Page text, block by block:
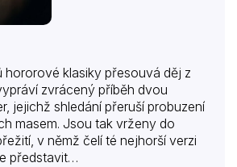
hororové klasiky přesouvá děj z
zvrácený příběh dvou
jejichž shledání přeruší probuzení
masem. Jsou tak vrženy do
v němž čelí té nejhorší verzi
představit…